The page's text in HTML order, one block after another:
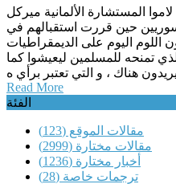
المستشارة الألمانية ميركل
حين قررت استقبالهم في
اللوم اليوم على الديمقراطيات
تمنحه للمسلمين ليعيشوا كما
Read More
الفئة
مقالات الموقع (123)
مقالات مختارة (2999)
أخبار مختارة (1236)
ترجمات خاصة (28)